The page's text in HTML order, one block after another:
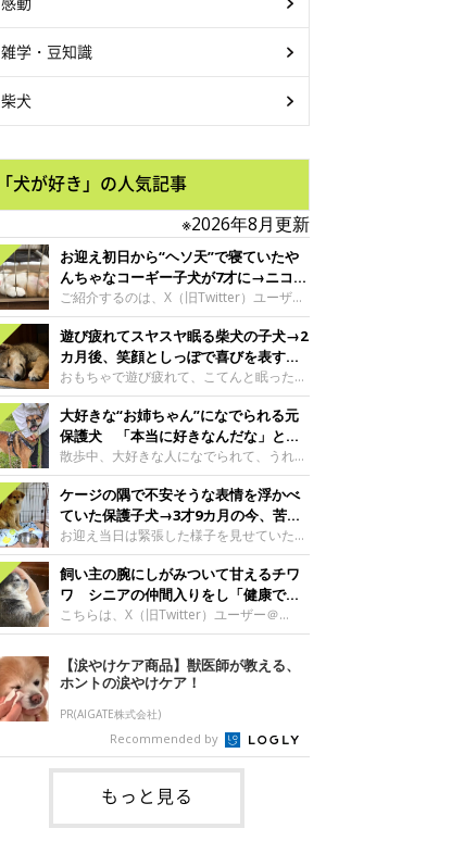
@apo__pugがシェアした投稿
雑学・豆知識
柴犬
「犬が好き」の人気記事
※2026年8月更新
お迎え初日から“ヘソ天”で寝ていたや
んちゃなコーギー子犬が7才に→ニコニ
コ“コーギースマイル”が魅力のコに成
長！
ご紹介するのは、X（旧Twitter）ユーザー
＠Kus1oKg2vsgdWS2さんの愛犬でウェル
シュ・コーギー・ペンブロークの神楽ちゃ
ん。今年の8月で7才になるという神楽ちゃ
んですが、いったいどんな子犬時代を過ご
したのでしょうか。今回は、神楽ちゃんの
成長を飼い主さんと振り返ります！神楽ち
ゃんの成長について聞いた！お迎えから数
日後の神楽ちゃん（撮影時生後2カ月）＠
Kus1oKg2vsgdWS2――お迎え当初の神楽
ちゃんの様子について教えてください。飼
い主さん： 「お迎え当日から“ヘソ天”で寝
るようなコでし
遊び疲れてスヤスヤ眠る柴犬の子犬→2
カ月後、笑顔としっぽで喜びを表すコ
に成長！
おもちゃで遊び疲れて、こてんと眠った子
犬。あれから2カ月、表情や行動にさまざ
まな変化が見られるようになりました。遊
び疲れて眠る生後2カ月のなっちゃん遊び
疲れた様子のなっちゃん。@Pkndg_紹介
するのは、X（旧Twitter）ユーザー
@Pkndg_さんの愛犬・なっちゃん（取材
時、生後4カ月／柴犬）。こちらの写真
は、なっちゃんが生後2カ月のころに撮影
された一枚です。この日、なっちゃんは家
族と一緒におもちゃで遊んでいました。た
くさん遊んで疲れたのか、その後は眠り始
めたそうです。眠るなっちゃん。
@Pkndg_
大好きな“お姉ちゃん”になでられる元
保護犬 「本当に好きなんだな」と感
じる表情にほっこり
散歩中、大好きな人になでられて、うれし
そうな表情を見せる元保護犬。甘えるよう
な姿に、見ているこちらまでほっこりしま
す。大好きな“お姉ちゃん”に甘える小次郎
くん妹さんになでてもらい、うれしそうな
表情を見せる小次郎くん（2026年6月撮
影）。@mika_Jimmy紹介するのは、X（旧
Twitter）ユーザー@mika_Jimmyさんの愛
犬・小次郎くん（撮影時5才）。こちら
は、飼い主さんの妹さんと一緒に散歩をし
日、飼い主さんは実家から自宅へ帰る途
中、妹さんと公園で待ち合わせ
ケージの隅で不安そうな表情を浮かべ
ていた保護子犬→3才9カ月の今、苦手
を克服し頼もしいコに成長！
お迎え当日は緊張した様子を見せていた元
野犬の保護子犬。あれから約3年半、苦手
だったことを一つひとつ克服し、家族に寄
り添う姿を見せています。お迎え当日、ケ
ージの隅で不安そうにお迎え当日のシルビ
アちゃん。@nemonemotos今回紹介する
のは、X（旧Twitter）ユーザー
@nemonemotosさんの愛犬・シルビアち
ゃん（撮影当時、生後推定2カ月）。飼い
主さんが「#最初に撮った一枚」として投
稿した写真には、ケージの隅で不安そうな
表情を浮かべるシルビアちゃんの姿が写っ
ていました。こちらは、保護犬だったシル
飼い主の腕にしがみついて甘えるチワ
ワ シニアの仲間入りをし「健康で穏
やかな暮らしが続いてほしい」と願う
こちらは、X（旧Twitter）ユーザー＠
kotubusuke617さんが投稿した写真。写
っているのは、愛犬でチワワのつぶしゃん
（本名：こつぶちゃん）です。飼い主さん
の腕にしがみつくつぶしゃん（撮影時6
才）＠kotubusuke617撮影当時の状況に
ついて伺うと、飼い主さんはこう教えてく
れました。飼い主さん： 「ある休日のこ
とです。私がソファに座った途端にひざの
上にのってきたので、そのままなでながら
テレビを見ていたのですが、微動だにしな
いので気になって見てみると、腕にしがみ
【涙やけケア商品】獣医師が教える、
ホントの涙やけケア！
PR(AIGATE株式会社)
Recommended by
もっと見る